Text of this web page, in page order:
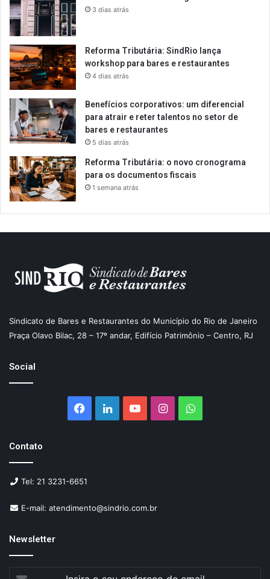
3 dias atrás
Reforma Tributária: SindRio lança
workshop para bares e restaurantes
4 dias atrás
Benefícios corporativos: um diferencial
para atrair e reter talentos no setor de
bares e restaurantes
5 dias atrás
Reforma Tributária: o novo cronograma
para os documentos fiscais
1 semana atrás
Sindicato de Bares e Restaurantes do Município do Rio de Janeiro
Praça Olavo Bilac, 28 – 17º andar, Edifício Patrimônio – Centro, RJ
Social
Facebook
LinkedinYouTubeInstagramWhatsApp
Contato
Tel: 21 3231-6651
E-mail: atendimento@sindrio.com.br
Newsletter